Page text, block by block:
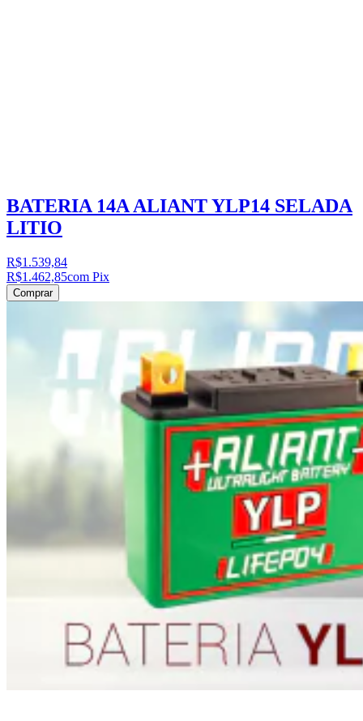
BATERIA 14A ALIANT YLP14 SELADA
LITIO
R$1.539,84
R$1.462,85com Pix
Comprar